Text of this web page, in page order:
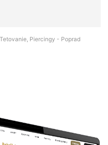
Piercingy - Poprad